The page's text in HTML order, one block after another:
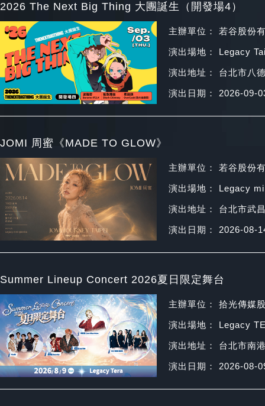
2026 The Next Big Thing 大團誕生（開發場4）
主辦單位： 若谷股份
演出場地： Legacy
演出地址： 台北市八
演出日期： 2026-09-
JOMI 周蜜《MADE TO GLOW》
主辦單位： 若谷股份
演出場地： Legacy
演出地址： 台北市武
演出日期： 2026-08-
Summer Lineup Concert 2026夏日限定舞台
主辦單位： 拾光傳媒
演出場地： Legacy
演出地址： 台北市南
演出日期： 2026-08-